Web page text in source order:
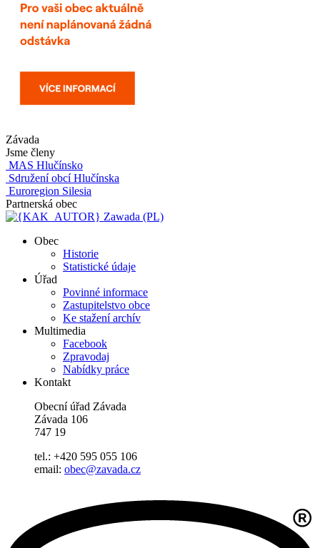
Závada
Jsme členy
MAS Hlučínsko
Sdružení obcí Hlučínska
Euroregion Silesia
Partnerská obec
Zawada (PL)
Obec
Historie
Statistické údaje
Úřad
Povinné informace
Zastupitelstvo obce
Ke stažení archív
Multimedia
Facebook
Zpravodaj
Nabídky práce
Kontakt
Obecní úřad Závada
Závada 106
747 19
tel.: +420 595 055 106
email: obec@zavada.cz